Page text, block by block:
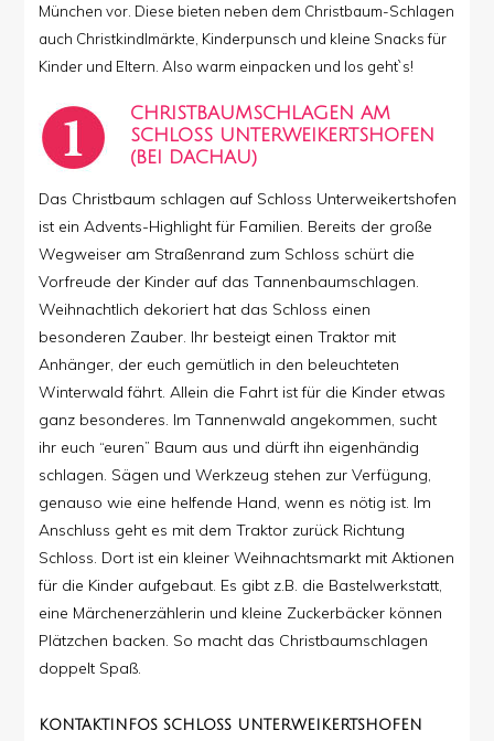
München vor. Diese bieten neben dem Christbaum-Schlagen
auch Christkindlmärkte, Kinderpunsch und kleine Snacks für
Kinder und Eltern. Also warm einpacken und los geht`s!
CHRISTBAUMSCHLAGEN AM
SCHLOSS UNTERWEIKERTSHOFEN
(BEI DACHAU)
Das Christbaum schlagen auf Schloss Unterweikertshofen
ist ein Advents-Highlight für Familien. Bereits der große
Wegweiser am Straßenrand zum Schloss schürt die
Vorfreude der Kinder auf das Tannenbaumschlagen.
Weihnachtlich dekoriert hat das Schloss einen
besonderen Zauber. Ihr besteigt einen Traktor mit
Anhänger, der euch gemütlich in den beleuchteten
Winterwald fährt. Allein die Fahrt ist für die Kinder etwas
ganz besonderes. Im Tannenwald angekommen, sucht
ihr euch “euren” Baum aus und dürft ihn eigenhändig
schlagen. Sägen und Werkzeug stehen zur Verfügung,
genauso wie eine helfende Hand, wenn es nötig ist. Im
Anschluss geht es mit dem Traktor zurück Richtung
Schloss. Dort ist ein kleiner Weihnachtsmarkt mit Aktionen
für die Kinder aufgebaut. Es gibt z.B. die Bastelwerkstatt,
eine Märchenerzählerin und kleine Zuckerbäcker können
Plätzchen backen. So macht das Christbaumschlagen
doppelt Spaß.
KONTAKTINFOS SCHLOSS UNTERWEIKERTSHOFEN